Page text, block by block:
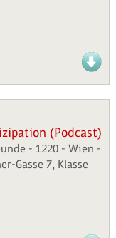
(Podcast)
- 1220 - Wien -
Gasse 7, Klasse